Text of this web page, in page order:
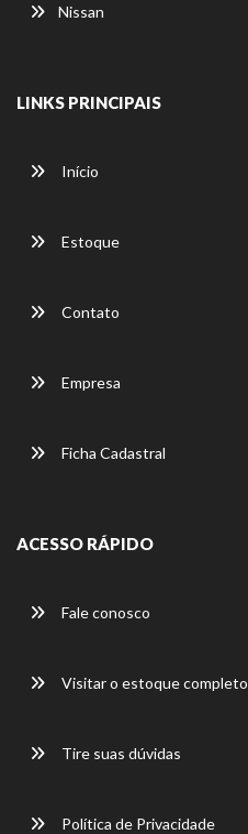
Nissan
LINKS PRINCIPAIS
Início
Estoque
Contato
Empresa
Ficha Cadastral
ACESSO RÁPIDO
Fale conosco
Visitar o estoque completo
Tire suas dúvidas
Política de Privacidade